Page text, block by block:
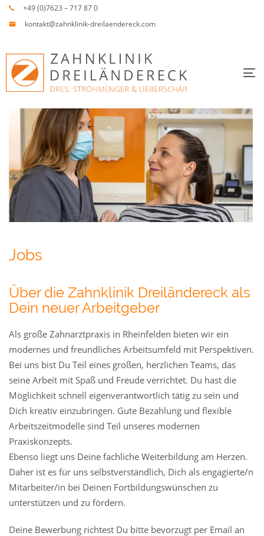
Links
überspringen
Zur
primären
springen
Zum
Inhalt
+49 (0)7623 – 717 87 0
kontakt@zahnklinik-dreilaendereck.com
Jobs
Über die Zahnklinik Dreiländereck als
Dein neuer Arbeitgeber
Als große Zahnarztpraxis in Rheinfelden bieten wir ein
modernes und freundliches Arbeitsumfeld mit Perspektiven.
Bei uns bist Du Teil eines großen, herzlichen Teams, das
seine Arbeit mit Spaß und Freude verrichtet. Du hast die
Möglichkeit schnell eigenverantwortlich tätig zu sein und
Dich kreativ einzubringen. Gute Bezahlung und flexible
Arbeitszeitmodelle sind Teil unseres modernen
Praxiskonzepts.
Ebenso liegt uns Deine fachliche Weiterbildung am Herzen.
Daher ist es für uns selbstverständlich, Dich als engagierte/n
Mitarbeiter/in bei Deinen Fortbildungswünschen zu
unterstützen und zu fördern.
Deine Bewerbung richtest Du bitte bevorzugt per Email an